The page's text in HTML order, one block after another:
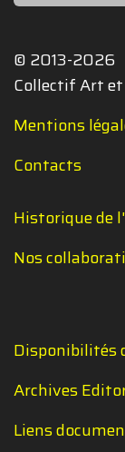
© 2013-2026
Collectif Art et
Mentions
Contacts
Historique de
Nos
Disponibilités
Archives
Liens